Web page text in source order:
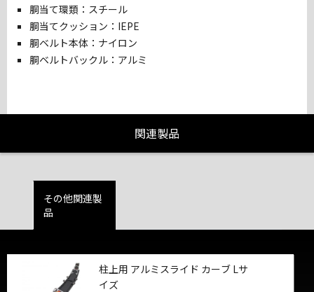
胴当て環類：スチール
胴当てクッション：IEPE
胴ベルト本体：ナイロン
胴ベルトバックル：アルミ
関連製品
その他関連製
品
柱上用 アルミスライド カーブ Lサ
イズ